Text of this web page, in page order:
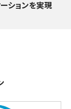
ションを実現